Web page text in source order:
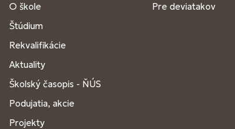
O škole
Štúdium
Rekvalifikácie
Aktuality
Školský časopis - ŇÚS
Podujatia, akcie
Projekty
Pre deviatakov